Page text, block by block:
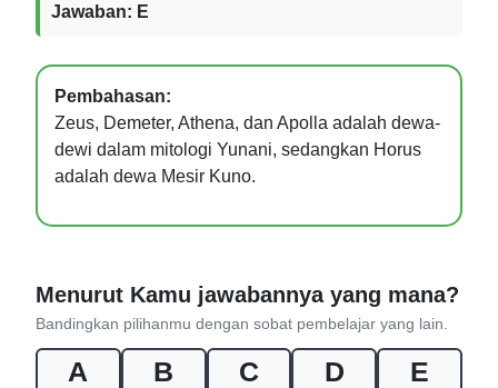
Jawaban: E
Pembahasan:
Zeus, Demeter, Athena, dan Apolla adalah dewa-
dewi dalam mitologi Yunani, sedangkan Horus
adalah dewa Mesir Kuno.
Menurut Kamu jawabannya yang mana?
Bandingkan pilihanmu dengan sobat pembelajar yang lain.
A B C D E